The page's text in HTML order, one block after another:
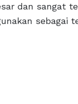
dan sangat
sebagai